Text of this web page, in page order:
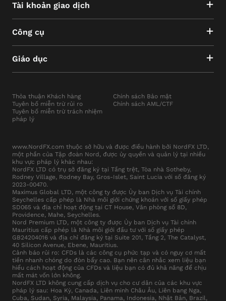
Tài khoản giao dịch
Công cụ
Giáo dục
Thỏa thuận Khách hàng
Tuyên bố miễn trừ rủi ro
Tuyên bố miễn trừ trách nhiệm
pháp lý
Chính sách Bảo mật
Chính sách AML/CTF
www.NordFX.com thuộc sở hữu và được điều hành bởi NordFX LTD,
một phần của Tập đoàn Nord, được ủy quyền và quản lý tại nhiều
khu vực pháp lý khác nhau:
NordFX LTD có trụ sở đăng ký tại Tầng trệt, Tòa nhà Sotheby,
Rodney Village, Rodney Bay, Gros-Islet, Saint Lucia với số đăng ký
2023-00470.
Maximus Global LTD, một công ty được Ủy ban Dịch vụ Tài chính
Seychelles cấp phép là Nhà môi giới chứng khoán với số giấy phép
SD065 và địa chỉ hoạt động tại CT House, Văn phòng số 8D,
Providence, Mahe, Seychelles.
Nord Premium LTD, một công ty được Ủy ban Dịch vụ Tài chính
Mauritius cấp phép là Nhà môi giới đầu tư với số giấy phép
GB24204016 và địa chỉ đăng ký tại Suite 201, Tầng 2, The Catalyst,
40 Silicon Avenue, Ebene, Mauritius.
Cảnh báo rủi ro: CFDs là các công cụ phức tạp và có nguy cơ mất
tiền nhanh chóng do đòn bẩy cao. Bạn nên cân nhắc xem liệu bạn
hiểu cách hoạt động của CFDs và liệu bạn có đủ khả năng để chịu
mất mát vốn lớn không.
NordFX LTD không cung cấp dịch vụ cho cư dân của các khu vực
pháp lý sau: Hoa Kỳ, Canada, Liên minh Châu Âu, Liên bang Nga,
Cuba, Sudan, Syria, Malaysia, Panama, Indonesia, Nhật Bản, Brazil,